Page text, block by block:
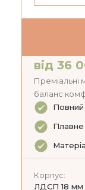
від 36
Преміальні
баланс
Плавне
Корпус:
ЛДСП 18 мм